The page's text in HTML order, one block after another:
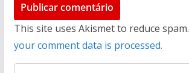
This site uses Akismet to reduce spam.
your comment data is processed.